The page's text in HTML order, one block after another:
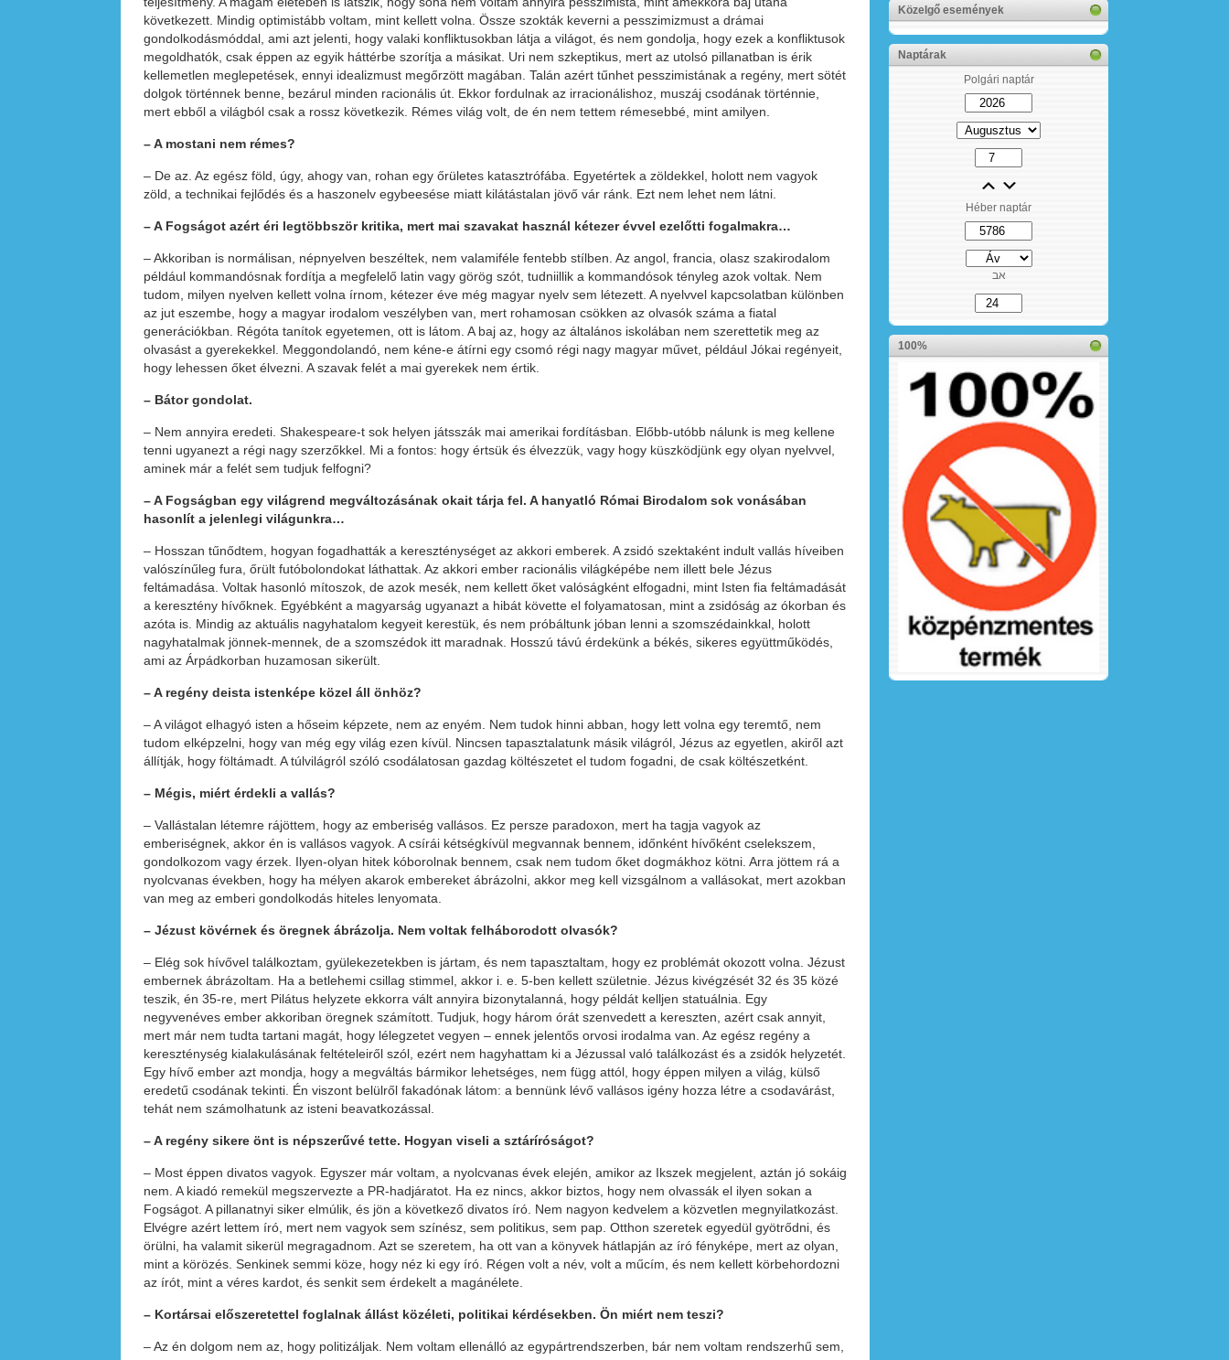
következett. Mindig optimistább voltam, mint kellett volna. Össze szokták keverni a pesszimizmust a drámai
gondolkodásmóddal, ami azt jelenti, hogy valaki konfliktusokban látja a világot, és nem gondolja, hogy ezek a konfliktusok
megoldhatók, csak éppen az egyik háttérbe szorítja a másikat. Uri nem szkeptikus, mert az utolsó pillanatban is érik
kellemetlen meglepetések, ennyi idealizmust megőrzött magában. Talán azért tűnhet pesszimistának a regény, mert sötét
dolgok történnek benne, bezárul minden racionális út. Ekkor fordulnak az irracionálishoz, muszáj csodának történnie,
mert ebből a világból csak a rossz következik. Rémes világ volt, de én nem tettem rémesebbé, mint amilyen.
– A mostani nem rémes?
– De az. Az egész föld, úgy, ahogy van, rohan egy őrületes katasztrófába. Egyetértek a zöldekkel, holott nem vagyok
zöld, a technikai fejlődés és a haszonelv egybeesése miatt kilátástalan jövő vár ránk. Ezt nem lehet nem látni.
– A Fogságot azért éri legtöbbször kritika, mert mai szavakat használ kétezer évvel ezelőtti fogalmakra…
– Akkoriban is normálisan, népnyelven beszéltek, nem valamiféle fentebb stílben. Az angol, francia, olasz szakirodalom
például kommandósnak fordítja a megfelelő latin vagy görög szót, tudniillik a kommandósok tényleg azok voltak. Nem
tudom, milyen nyelven kellett volna írnom, kétezer éve még magyar nyelv sem létezett. A nyelvvel kapcsolatban különben
az jut eszembe, hogy a magyar irodalom veszélyben van, mert rohamosan csökken az olvasók száma a fiatal
generációkban. Régóta tanítok egyetemen, ott is látom. A baj az, hogy az általános iskolában nem szerettetik meg az
olvasást a gyerekekkel. Meggondolandó, nem kéne-e átírni egy csomó régi nagy magyar művet, például Jókai regényeit,
hogy lehessen őket élvezni. A szavak felét a mai gyerekek nem értik.
– Bátor gondolat.
– Nem annyira eredeti. Shakespeare-t sok helyen játsszák mai amerikai fordításban. Előbb-utóbb nálunk is meg kellene
tenni ugyanezt a régi nagy szerzőkkel. Mi a fontos: hogy értsük és élvezzük, vagy hogy küszködjünk egy olyan nyelvvel,
aminek már a felét sem tudjuk felfogni?
– A Fogságban egy világrend megváltozásának okait tárja fel. A hanyatló Római Birodalom sok vonásában
hasonlít a jelenlegi világunkra…
– Hosszan tűnődtem, hogyan fogadhatták a kereszténységet az akkori emberek. A zsidó szektaként indult vallás híveiben
valószínűleg fura, őrült futóbolondokat láthattak. Az akkori ember racionális világképébe nem illett bele Jézus
feltámadása. Voltak hasonló mítoszok, de azok mesék, nem kellett őket valóságként elfogadni, mint Isten fia feltámadását
a keresztény hívőknek. Egyébként a magyarság ugyanazt a hibát követte el folyamatosan, mint a zsidóság az ókorban és
azóta is. Mindig az aktuális nagyhatalom kegyeit kerestük, és nem próbáltunk jóban lenni a szomszédainkkal, holott
nagyhatalmak jönnek-mennek, de a szomszédok itt maradnak. Hosszú távú érdekünk a békés, sikeres együttműködés,
ami az Árpádkorban huzamosan sikerült.
– A regény deista istenképe közel áll önhöz?
– A világot elhagyó isten a hőseim képzete, nem az enyém. Nem tudok hinni abban, hogy lett volna egy teremtő, nem
tudom elképzelni, hogy van még egy világ ezen kívül. Nincsen tapasztalatunk másik világról, Jézus az egyetlen, akiről azt
állítják, hogy föltámadt. A túlvilágról szóló csodálatosan gazdag költészetet el tudom fogadni, de csak költészetként.
– Mégis, miért érdekli a vallás?
– Vallástalan létemre rájöttem, hogy az emberiség vallásos. Ez persze paradoxon, mert ha tagja vagyok az
emberiségnek, akkor én is vallásos vagyok. A csírái kétségkívül megvannak bennem, időnként hívőként cselekszem,
gondolkozom vagy érzek. Ilyen-olyan hitek kóborolnak bennem, csak nem tudom őket dogmákhoz kötni. Arra jöttem rá a
nyolcvanas években, hogy ha mélyen akarok embereket ábrázolni, akkor meg kell vizsgálnom a vallásokat, mert azokban
van meg az emberi gondolkodás hiteles lenyomata.
– Jézust kövérnek és öregnek ábrázolja. Nem voltak felháborodott olvasók?
– Elég sok hívővel találkoztam, gyülekezetekben is jártam, és nem tapasztaltam, hogy ez problémát okozott volna. Jézust
embernek ábrázoltam. Ha a betlehemi csillag stimmel, akkor i. e. 5-ben kellett születnie. Jézus kivégzését 32 és 35 közé
teszik, én 35-re, mert Pilátus helyzete ekkorra vált annyira bizonytalanná, hogy példát kelljen statuálnia. Egy
negyvenéves ember akkoriban öregnek számított. Tudjuk, hogy három órát szenvedett a kereszten, azért csak annyit,
mert már nem tudta tartani magát, hogy lélegzetet vegyen – ennek jelentős orvosi irodalma van. Az egész regény a
kereszténység kialakulásának feltételeiről szól, ezért nem hagyhattam ki a Jézussal való találkozást és a zsidók helyzetét.
Egy hívő ember azt mondja, hogy a megváltás bármikor lehetséges, nem függ attól, hogy éppen milyen a világ, külső
eredetű csodának tekinti. Én viszont belülről fakadónak látom: a bennünk lévő vallásos igény hozza létre a csodavárást,
tehát nem számolhatunk az isteni beavatkozással.
– A regény sikere önt is népszerűvé tette. Hogyan viseli a sztáríróságot?
– Most éppen divatos vagyok. Egyszer már voltam, a nyolcvanas évek elején, amikor az Ikszek megjelent, aztán jó sokáig
nem. A kiadó remekül megszervezte a PR-hadjáratot. Ha ez nincs, akkor biztos, hogy nem olvassák el ilyen sokan a
Fogságot. A pillanatnyi siker elmúlik, és jön a következő divatos író. Nem nagyon kedvelem a közvetlen megnyilatkozást.
Elvégre azért lettem író, mert nem vagyok sem színész, sem politikus, sem pap. Otthon szeretek egyedül gyötrődni, és
örülni, ha valamit sikerül megragadnom. Azt se szeretem, ha ott van a könyvek hátlapján az író fényképe, mert az olyan,
mint a körözés. Senkinek semmi köze, hogy néz ki egy író. Régen volt a név, volt a műcím, és nem kellett körbehordozni
az írót, mint a véres kardot, és senkit sem érdekelt a magánélete.
– Kortársai előszeretettel foglalnak állást közéleti, politikai kérdésekben. Ön miért nem teszi?
– Az én dolgom nem az, hogy politizáljak. Nem voltam ellenálló az egypártrendszerben, bár nem voltam rendszerhű sem,
Közelgő események
Naptárak
Polgári naptár
Héber naptár
אב
100%